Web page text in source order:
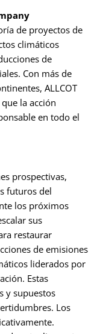
de proyectos de
climáticos
de
Con más de
ALLCOT
la acción
en todo el
prospectivas,
futuros del
los próximos
sus
restaurar
de emisiones
liderados por
Estas
y supuestos
Los